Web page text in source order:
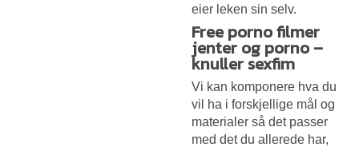
eier leken sin selv.
Free porno filmer
jenter og porno –
knuller sexfim
Vi kan komponere hva du
vil ha i forskjellige mål og
materialer så det passer
med det du allerede har,